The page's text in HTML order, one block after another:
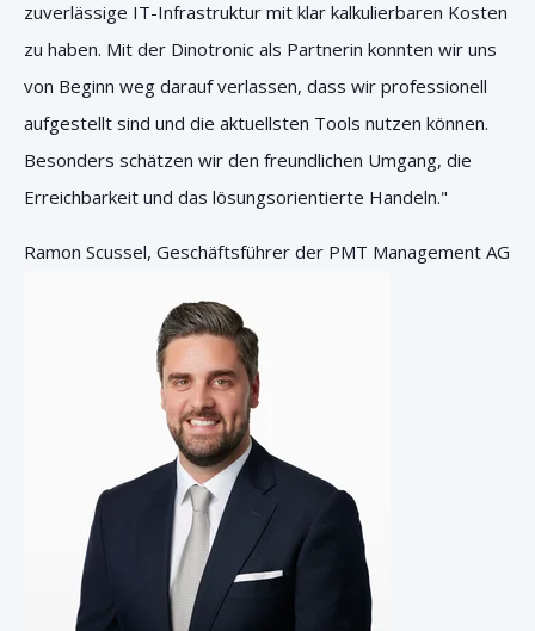
zuverlässige IT-Infrastruktur mit klar kalkulierbaren Kosten
zu haben. Mit der Dinotronic als Partnerin konnten wir uns
von Beginn weg darauf verlassen, dass wir professionell
aufgestellt sind und die aktuellsten Tools nutzen können.
Besonders schätzen wir den freundlichen Umgang, die
Erreichbarkeit und das lösungsorientierte Handeln."
Ramon Scussel, Geschäftsführer der PMT Management AG